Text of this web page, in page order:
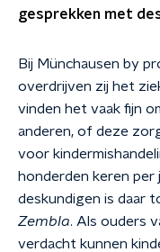
gesprekken met
Bij Münchausen by
overdrijven zij het
vinden het vaak fijn
anderen, of deze
voor
honderden keren per
deskundigen is daar
Zembla. Als ouders
verdacht kunnen